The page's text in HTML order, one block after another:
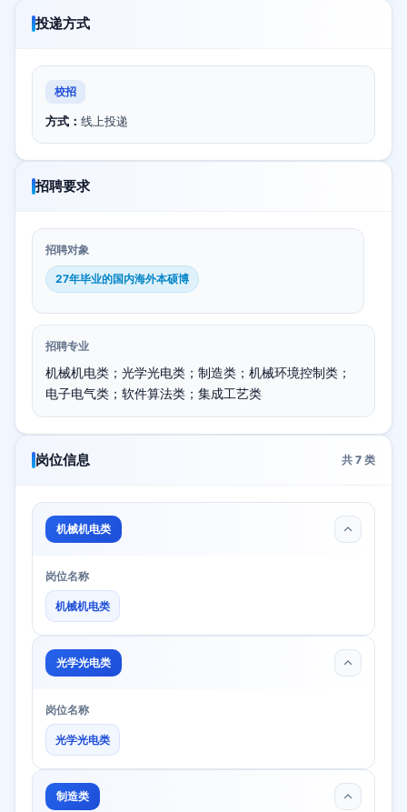
投递方式
校招
方式： 线上投递
招聘要求
招聘对象
27年毕业的国内海外本硕博
招聘专业
机械机电类；光学光电类；制造类；机械环境控制类；
电子电气类；软件算法类；集成工艺类
岗位信息 共 7 类
机械机电类
岗位名称
机械机电类
光学光电类
岗位名称
光学光电类
制造类